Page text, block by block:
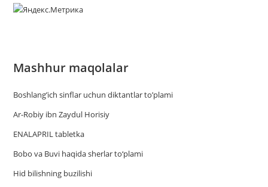
Mashhur maqolalar
Boshlang’ich sinflar uchun diktantlar to’plami
Ar-Robiy ibn Zaydul Horisiy
ENALAPRIL tabletka
Bobo va Buvi haqida sherlar to‘plami
Hid bilishning buzilishi